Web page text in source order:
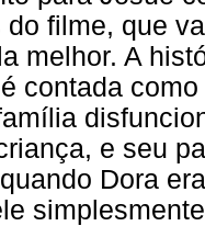
do filme, que
melhor. A
contada
e seu
Dora